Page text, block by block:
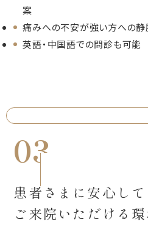
案
痛みへの不安が強い方への
英語・中国語での問診も可能
03
患者さまに安心して
ご来院いただける